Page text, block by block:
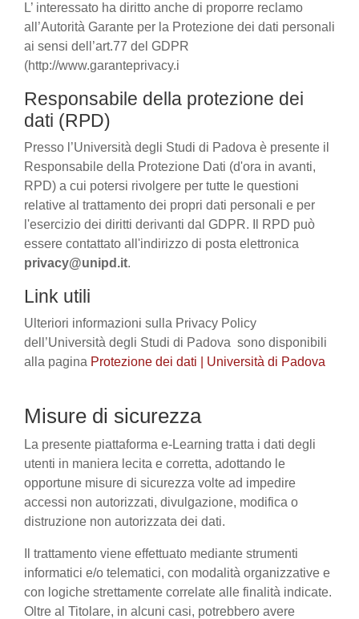
L’ interessato ha diritto anche di proporre reclamo
all’Autorità Garante per la Protezione dei dati personali
ai sensi dell’art.77 del GDPR
(http://www.garanteprivacy.i
Responsabile della protezione dei
dati (RPD)
Presso l’Università degli Studi di Padova è presente il
Responsabile della Protezione Dati (d'ora in avanti,
RPD) a cui potersi rivolgere per tutte le questioni
relative al trattamento dei propri dati personali e per
l'esercizio dei diritti derivanti dal GDPR. Il RPD può
essere contattato all'indirizzo di posta elettronica
privacy@unipd.it.
Link utili
Ulteriori informazioni sulla Privacy Policy
dell’Università degli Studi di Padova sono disponibili
alla pagina Protezione dei dati | Università di Padova
Misure di sicurezza
La presente piattaforma e-Learning tratta i dati degli
utenti in maniera lecita e corretta, adottando le
opportune misure di sicurezza volte ad impedire
accessi non autorizzati, divulgazione, modifica o
distruzione non autorizzata dei dati.
Il trattamento viene effettuato mediante strumenti
informatici e/o telematici, con modalità organizzative e
con logiche strettamente correlate alle finalità indicate.
Oltre al Titolare, in alcuni casi, potrebbero avere